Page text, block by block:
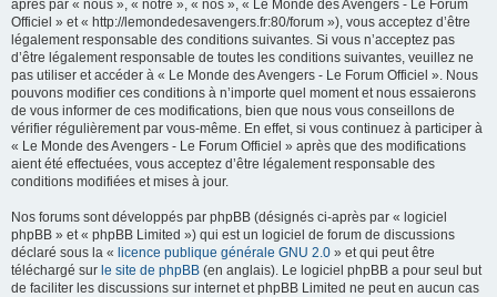
après par « nous », « notre », « nos », « Le Monde des Avengers - Le Forum
Officiel » et « http://lemondedesavengers.fr:80/forum »), vous acceptez d’être
légalement responsable des conditions suivantes. Si vous n’acceptez pas
d’être légalement responsable de toutes les conditions suivantes, veuillez ne
pas utiliser et accéder à « Le Monde des Avengers - Le Forum Officiel ». Nous
pouvons modifier ces conditions à n’importe quel moment et nous essaierons
de vous informer de ces modifications, bien que nous vous conseillons de
vérifier régulièrement par vous-même. En effet, si vous continuez à participer à
« Le Monde des Avengers - Le Forum Officiel » après que des modifications
aient été effectuées, vous acceptez d’être légalement responsable des
conditions modifiées et mises à jour.
Nos forums sont développés par phpBB (désignés ci-après par « logiciel
phpBB » et « phpBB Limited ») qui est un logiciel de forum de discussions
déclaré sous la « licence publique générale GNU 2.0 » et qui peut être
téléchargé sur le site de phpBB (en anglais). Le logiciel phpBB a pour seul but
de faciliter les discussions sur internet et phpBB Limited ne peut en aucun cas